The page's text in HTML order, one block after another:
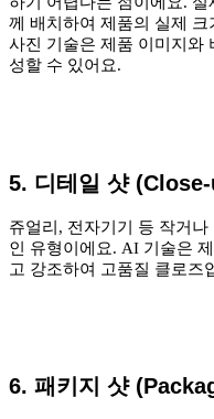
께 배치하여 제품의 실제
사진 기술은 제품 이미지와
성할 수 있어요.
5. 디테일 샷
쥬얼리, 전자기기 등 작거
인 유형이에요. AI 기술은
고 강조하여 고품질 클로즈
6. 패키지 샷